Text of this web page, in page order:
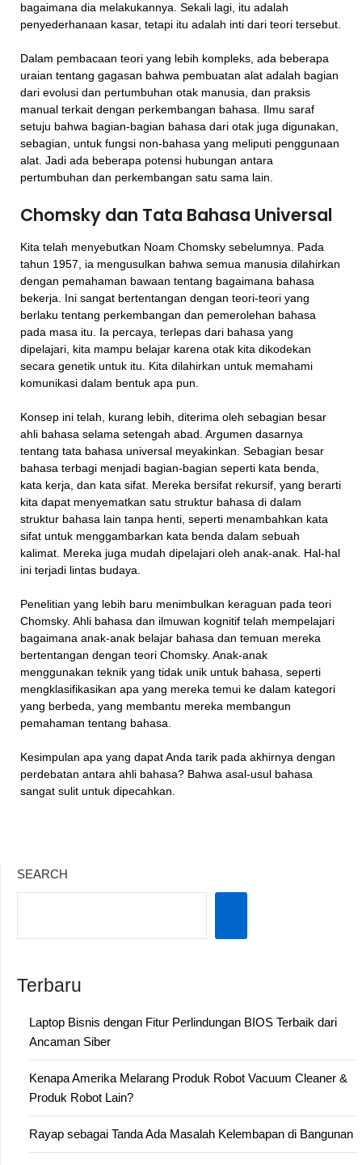
bagaimana dia melakukannya. Sekali lagi, itu adalah
penyederhanaan kasar, tetapi itu adalah inti dari teori tersebut.
Dalam pembacaan teori yang lebih kompleks, ada beberapa
uraian tentang gagasan bahwa pembuatan alat adalah bagian
dari evolusi dan pertumbuhan otak manusia, dan praksis
manual terkait dengan perkembangan bahasa. Ilmu saraf
setuju bahwa bagian-bagian bahasa dari otak juga digunakan,
sebagian, untuk fungsi non-bahasa yang meliputi penggunaan
alat. Jadi ada beberapa potensi hubungan antara
pertumbuhan dan perkembangan satu sama lain.
Chomsky dan Tata Bahasa Universal
Kita telah menyebutkan Noam Chomsky sebelumnya. Pada
tahun 1957, ia mengusulkan bahwa semua manusia dilahirkan
dengan pemahaman bawaan tentang bagaimana bahasa
bekerja. Ini sangat bertentangan dengan teori-teori yang
berlaku tentang perkembangan dan pemerolehan bahasa
pada masa itu. Ia percaya, terlepas dari bahasa yang
dipelajari, kita mampu belajar karena otak kita dikodekan
secara genetik untuk itu. Kita dilahirkan untuk memahami
komunikasi dalam bentuk apa pun.
Konsep ini telah, kurang lebih, diterima oleh sebagian besar
ahli bahasa selama setengah abad. Argumen dasarnya
tentang tata bahasa universal meyakinkan. Sebagian besar
bahasa terbagi menjadi bagian-bagian seperti kata benda,
kata kerja, dan kata sifat. Mereka bersifat rekursif, yang berarti
kita dapat menyematkan satu struktur bahasa di dalam
struktur bahasa lain tanpa henti, seperti menambahkan kata
sifat untuk menggambarkan kata benda dalam sebuah
kalimat. Mereka juga mudah dipelajari oleh anak-anak. Hal-hal
ini terjadi lintas budaya.
Penelitian yang lebih baru menimbulkan keraguan pada teori
Chomsky. Ahli bahasa dan ilmuwan kognitif telah mempelajari
bagaimana anak-anak belajar bahasa dan temuan mereka
bertentangan dengan teori Chomsky. Anak-anak
menggunakan teknik yang tidak unik untuk bahasa, seperti
mengklasifikasikan apa yang mereka temui ke dalam kategori
yang berbeda, yang membantu mereka membangun
pemahaman tentang bahasa.
Kesimpulan apa yang dapat Anda tarik pada akhirnya dengan
perdebatan antara ahli bahasa? Bahwa asal-usul bahasa
sangat sulit untuk dipecahkan.
SEARCH
Terbaru
Laptop Bisnis dengan Fitur Perlindungan BIOS Terbaik dari
Ancaman Siber
Kenapa Amerika Melarang Produk Robot Vacuum Cleaner &
Produk Robot Lain?
Rayap sebagai Tanda Ada Masalah Kelembapan di Bangunan